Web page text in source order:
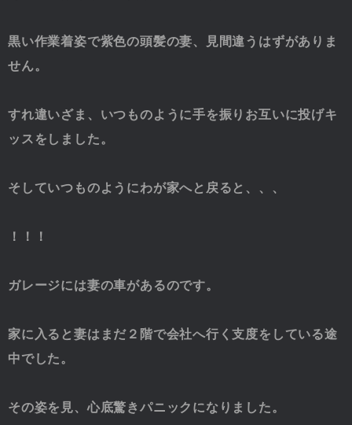
黒い作業着姿で紫色の頭髪の妻、見間違うはずがありま
せん。
すれ違いざま、いつものように手を振りお互いに投げキ
ッスをしました。
そしていつものようにわが家へと戻ると、、、
！！！
ガレージには妻の車があるのです。
家に入ると妻はまだ２階で会社へ行く支度をしている途
中でした。
その姿を見、心底驚きパニックになりました。